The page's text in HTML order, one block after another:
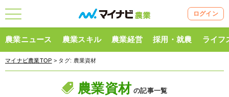
ログイン
農業ニュース 農業スキル 農業経営 採用・就農 ライフ
マイナビ農業TOP > タグ: 農業資材
農業資材 の記事一覧